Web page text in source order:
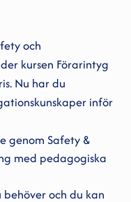
och
kursen Förarintyg
Nu har du
inför
genom Safety &
med pedagogiska
och du kan